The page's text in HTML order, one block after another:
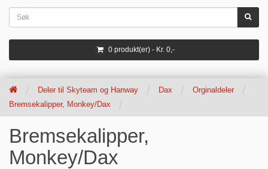
0 produkt(er) - Kr. 0,-
Deler til Skyteam og Hanway Dax
Orginaldeler
Bremsekalipper, Monkey/Dax
Bremsekalipper,
Monkey/Dax